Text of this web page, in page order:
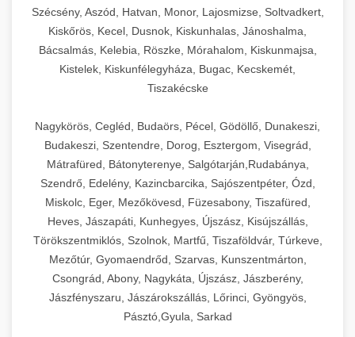
Szécsény, Aszód, Hatvan, Monor, Lajosmizse, Soltvadkert,
Kiskőrös, Kecel, Dusnok, Kiskunhalas, Jánoshalma,
Bácsalmás, Kelebia, Röszke, Mórahalom, Kiskunmajsa,
Kistelek, Kiskunfélegyháza, Bugac, Kecskemét,
Tiszakécske
Nagykörös, Cegléd, Budaörs, Pécel, Gödöllő, Dunakeszi,
Budakeszi, Szentendre, Dorog, Esztergom, Visegrád,
Mátrafüred, Bátonyterenye, Salgótarján,Rudabánya,
Szendrő, Edelény, Kazincbarcika, Sajószentpéter, Ózd,
Miskolc, Eger, Mezőkövesd, Füzesabony, Tiszafüred,
Heves, Jászapáti, Kunhegyes, Újszász, Kisújszállás,
Törökszentmiklós, Szolnok, Martfű, Tiszaföldvár, Túrkeve,
Mezőtúr, Gyomaendrőd, Szarvas, Kunszentmárton,
Csongrád, Abony, Nagykáta, Újszász, Jászberény,
Jászfényszaru, Jászárokszállás, Lőrinci, Gyöngyös,
Pásztó,Gyula, Sarkad